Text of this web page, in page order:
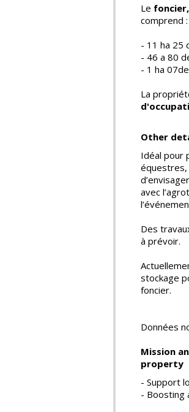
Le
comprend :
- 11 ha 25
- 46 a 80
- 1 ha
La
Other
Idéal pour
avec
Des
à prévoir.
stockage
foncier.
Données
Mission
property
- Support
- Boosting